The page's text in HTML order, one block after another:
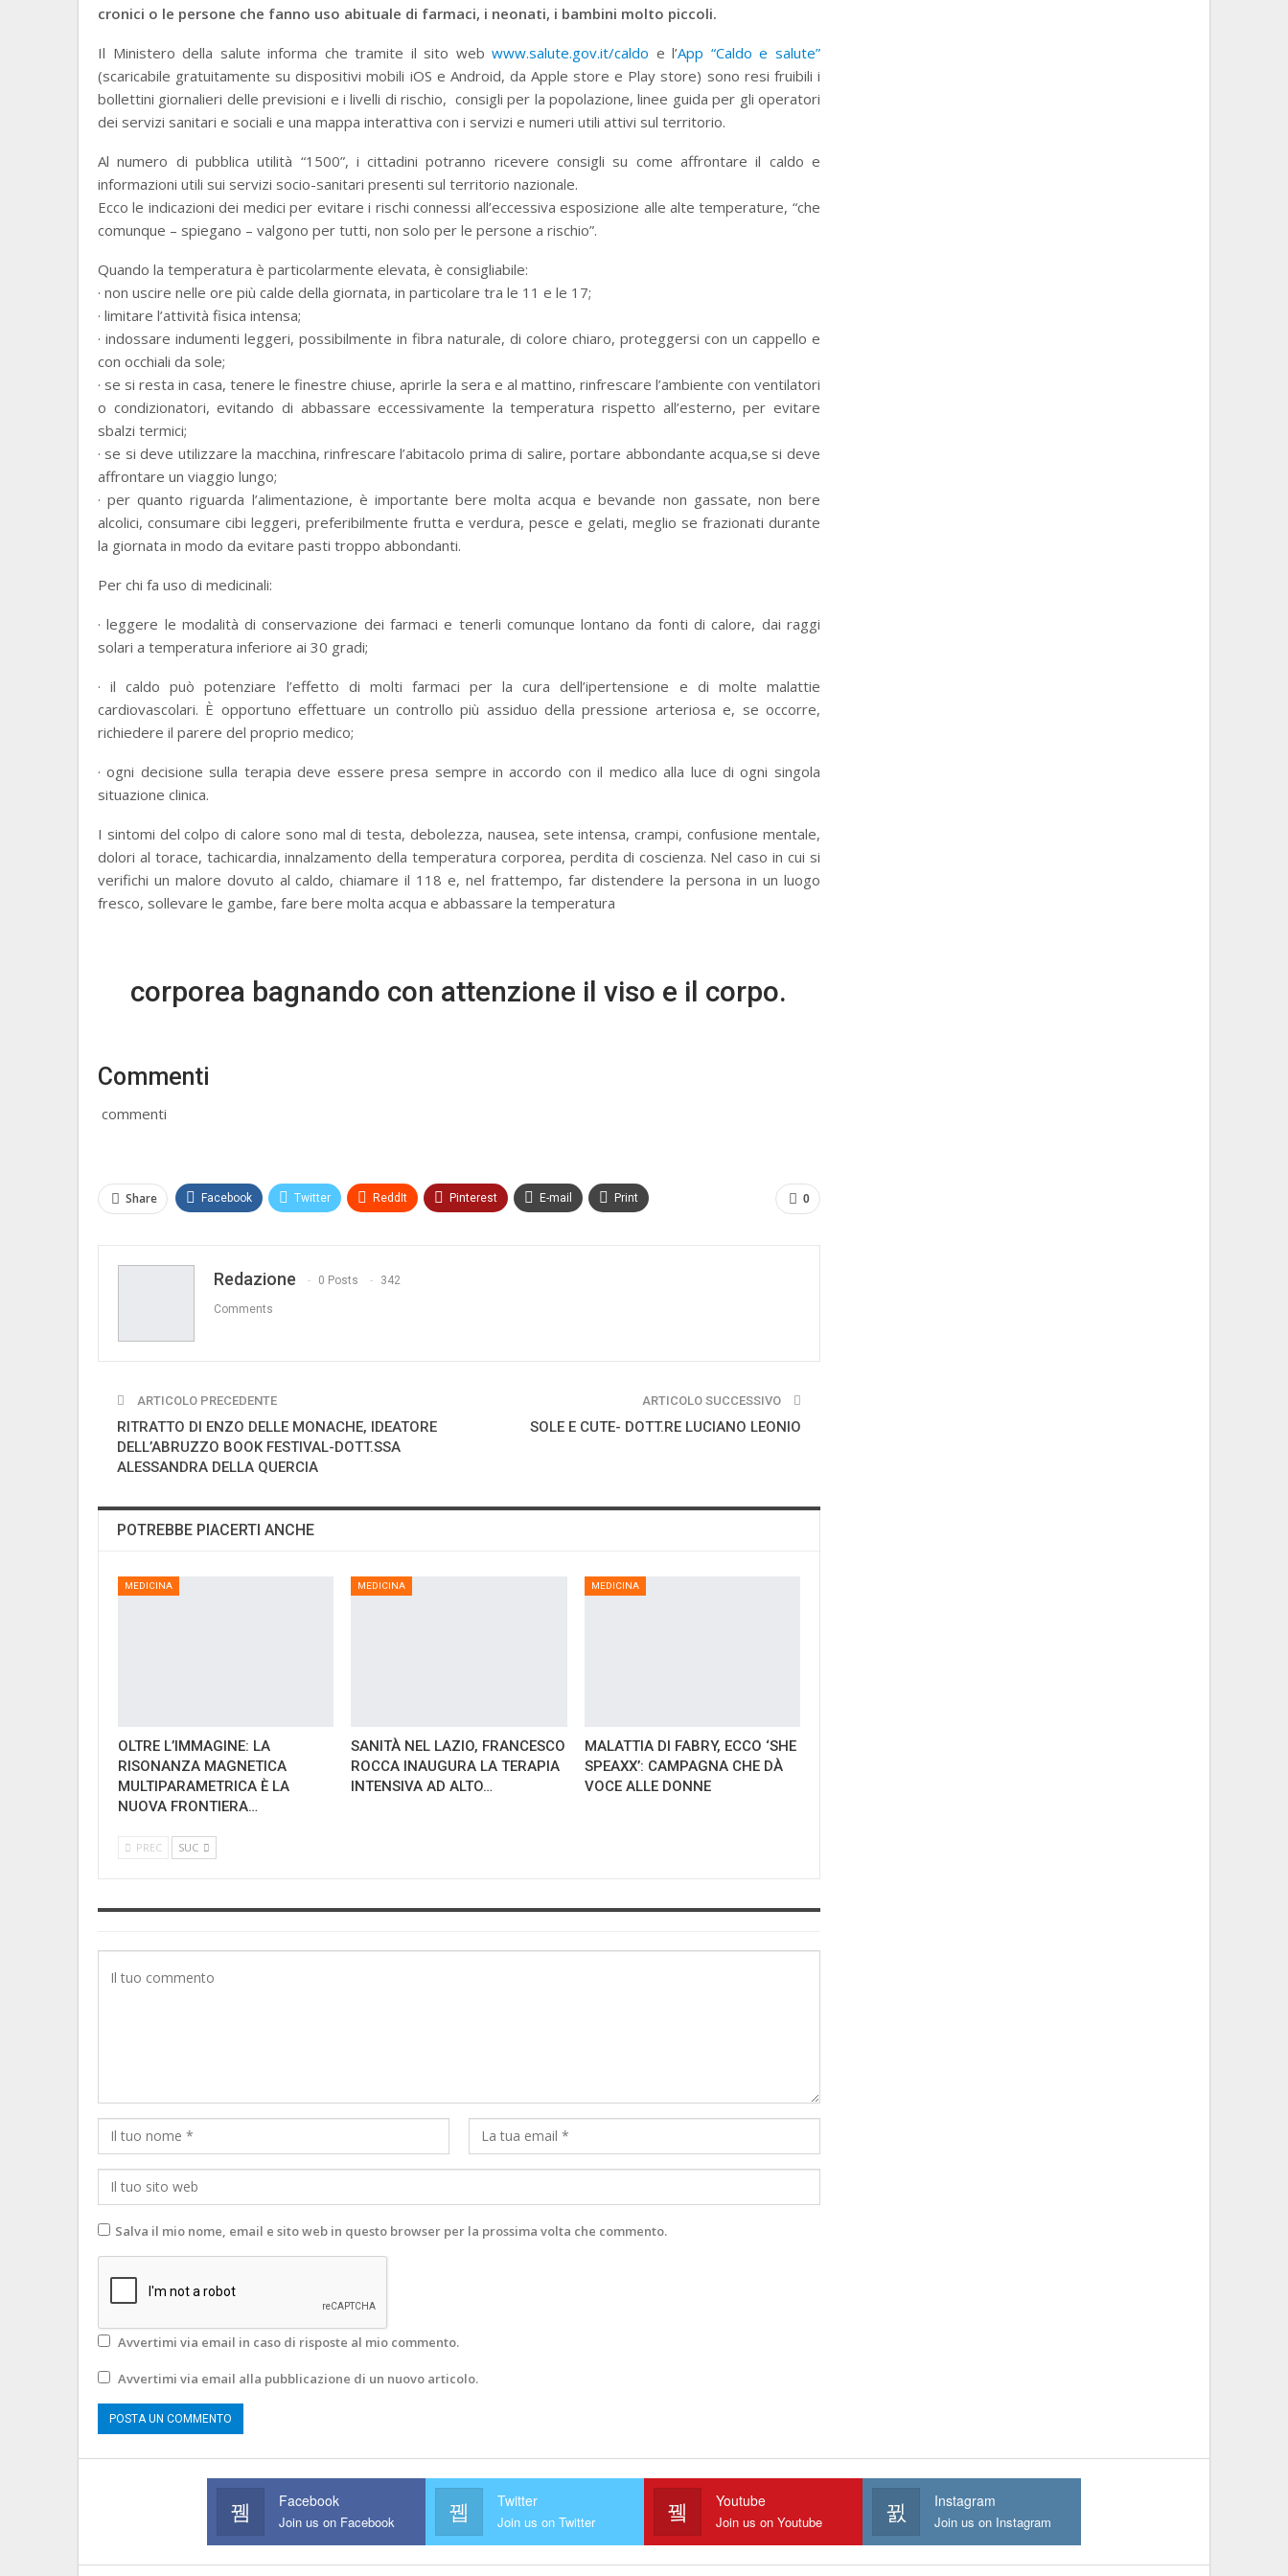
cronici o le persone che fanno uso abituale di farmaci, i neonati, i bambini molto piccoli.
Il Ministero della salute informa che tramite il sito webwww.salute.gov.it/caldo e l’App “Caldo e salute”
(scaricabile gratuitamente su dispositivi mobili iOS e Android, da Apple store e Play store) sono resi fruibili i
bollettini giornalieri delle previsioni e i livelli di rischio, consigli per la popolazione, linee guida per gli operatori
dei servizi sanitari e sociali e una mappa interattiva con i servizi e numeri utili attivi sul territorio.
Al numero di pubblica utilità “1500”, i cittadini potranno ricevere consigli su come affrontare il caldo e
informazioni utili sui servizi socio-sanitari presenti sul territorio nazionale.
Ecco le indicazioni dei medici per evitare i rischi connessi all’eccessiva esposizione alle alte temperature, “che
comunque – spiegano – valgono per tutti, non solo per le persone a rischio”.
Quando la temperatura è particolarmente elevata, è consigliabile:
· non uscire nelle ore più calde della giornata, in particolare tra le 11 e le 17;
· limitare l’attività fisica intensa;
· indossare indumenti leggeri, possibilmente in fibra naturale, di colore chiaro, proteggersi con un cappello e
con occhiali da sole;
· se si resta in casa, tenere le finestre chiuse, aprirle la sera e al mattino, rinfrescare l’ambiente con ventilatori
o condizionatori, evitando di abbassare eccessivamente la temperatura rispetto all’esterno, per evitare
sbalzi termici;
· se si deve utilizzare la macchina, rinfrescare l’abitacolo prima di salire, portare abbondante acqua,se si deve
affrontare un viaggio lungo;
· per quanto riguarda l’alimentazione, è importante bere molta acqua e bevande non gassate, non bere
alcolici, consumare cibi leggeri, preferibilmente frutta e verdura, pesce e gelati, meglio se frazionati durante
la giornata in modo da evitare pasti troppo abbondanti.
Per chi fa uso di medicinali:
· leggere le modalità di conservazione dei farmaci e tenerli comunque lontano da fonti di calore, dai raggi
solari a temperatura inferiore ai 30 gradi;
· il caldo può potenziare l’effetto di molti farmaci per la cura dell’ipertensione e di molte malattie
cardiovascolari. È opportuno effettuare un controllo più assiduo della pressione arteriosa e, se occorre,
richiedere il parere del proprio medico;
· ogni decisione sulla terapia deve essere presa sempre in accordo con il medico alla luce di ogni singola
situazione clinica.
I sintomi del colpo di calore sono mal di testa, debolezza, nausea, sete intensa, crampi, confusione mentale,
dolori al torace, tachicardia, innalzamento della temperatura corporea, perdita di coscienza. Nel caso in cui si
verifichi un malore dovuto al caldo, chiamare il 118 e, nel frattempo, far distendere la persona in un luogo
fresco, sollevare le gambe, fare bere molta acqua e abbassare la temperatura
corporea bagnando con attenzione il viso e il corpo.
Commenti
commenti
0
Share Facebook Twitter ReddIt Pinterest E-mail Print
Redazione 0 Posts 342
Comments
ARTICOLO PRECEDENTE
RITRATTO DI ENZO DELLE MONACHE, IDEATORE
DELL’ABRUZZO BOOK FESTIVAL-DOTT.SSA
ALESSANDRA DELLA QUERCIA
ARTICOLO SUCCESSIVO
SOLE E CUTE- DOTT.RE LUCIANO LEONIO
POTREBBE PIACERTI ANCHE
MEDICINA
OLTRE L’IMMAGINE: LA
RISONANZA MAGNETICA
MULTIPARAMETRICA È LA
NUOVA FRONTIERA…
MEDICINA
SANITÀ NEL LAZIO, FRANCESCO
ROCCA INAUGURA LA TERAPIA
INTENSIVA AD ALTO…
MEDICINA
MALATTIA DI FABRY, ECCO ‘SHE
SPEAXX’: CAMPAGNA CHE DÀ
VOCE ALLE DONNE
PREC SUC
Salva il mio nome, email e sito web in questo browser per la prossima volta che commento.
Avvertimi via email in caso di risposte al mio commento.
Avvertimi via email alla pubblicazione di un nuovo articolo.
Facebook
Join us on Facebook
Twitter
Join us on Twitter
Youtube
Join us on Youtube
Instagram
Join us on Instagram